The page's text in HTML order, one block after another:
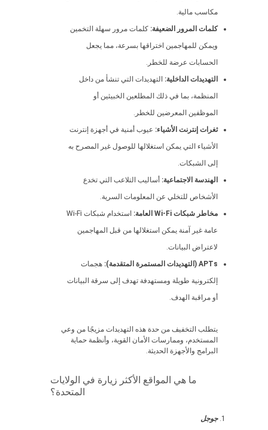
مكاسب مالية.
كلمات المرور الضعيفة: كلمات مرور سهلة التخمين
ويمكن للمهاجمين اختراقها بسرعة، مما يجعل
الحسابات عرضة للخطر.
التهديدات الداخلية: التهديدات التي تنشأ من داخل
المنظمة، بما في ذلك المطلعين الخبيثين أو
الموظفين المعرضين للخطر.
ثغرات إنترنت الأشياء: عيوب أمنية في أجهزة إنترنت
الأشياء التي يمكن استغلالها للوصول غير المصرح به
إلى الشبكات.
الهندسة الاجتماعية: أساليب التلاعب التي تخدع
الأشخاص للتخلي عن المعلومات السرية.
مخاطر شبكات Wi-Fi العامة:
استخدام شبكات Wi-Fi
عامة غير آمنة يمكن استغلالها من قبل المهاجمين
لاعتراض البيانات.
APTs (التهديدات المستمرة المتقدمة):
هجمات
إلكترونية طويلة ومستهدفة تهدف إلى سرقة البيانات
أو مراقبة الهدف.
يتطلب التخفيف من حدة هذه التهديدات مزيجًا من وعي
المستخدم، وممارسات الأمان القوية، وأنظمة حماية
البرامج والأجهزة الحديثة.
ما هي المواقع الأكثر زيارة في الولايات
المتحدة؟
جوجل